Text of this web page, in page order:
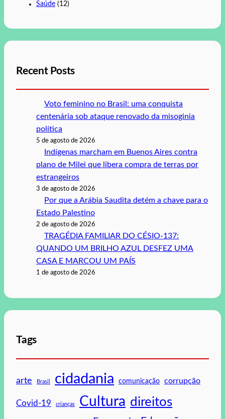
Saúde (12)
Recent Posts
Voto feminino no Brasil: uma conquista
centenária sob ataque renovado da misoginia
política
5 de agosto de 2026
Indígenas marcham em Buenos Aires contra
plano de Milei que libera compra de terras por
estrangeiros
3 de agosto de 2026
Por que a Arábia Saudita detém a chave para o
Estado Palestino
2 de agosto de 2026
TRAGÉDIA FAMILIAR DO CÉSIO-137:
QUANDO UM BRILHO AZUL DESFEZ UMA
CASA E MARCOU UM PAÍS
1 de agosto de 2026
Tags
arte Brasil cidadania comunicação corrupção
Covid-19 crianças Cultura direitos